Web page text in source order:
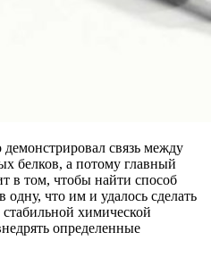
связь между
белков, а потому главный
в том, чтобы найти способ
что им и удалось сделать
химической
определенные